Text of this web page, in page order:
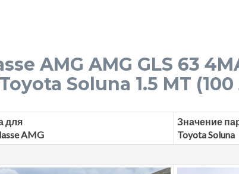
AMG AMG GLS 63
Soluna 1.5 MT (100
для
AMG
Значение
Toyota Soluna